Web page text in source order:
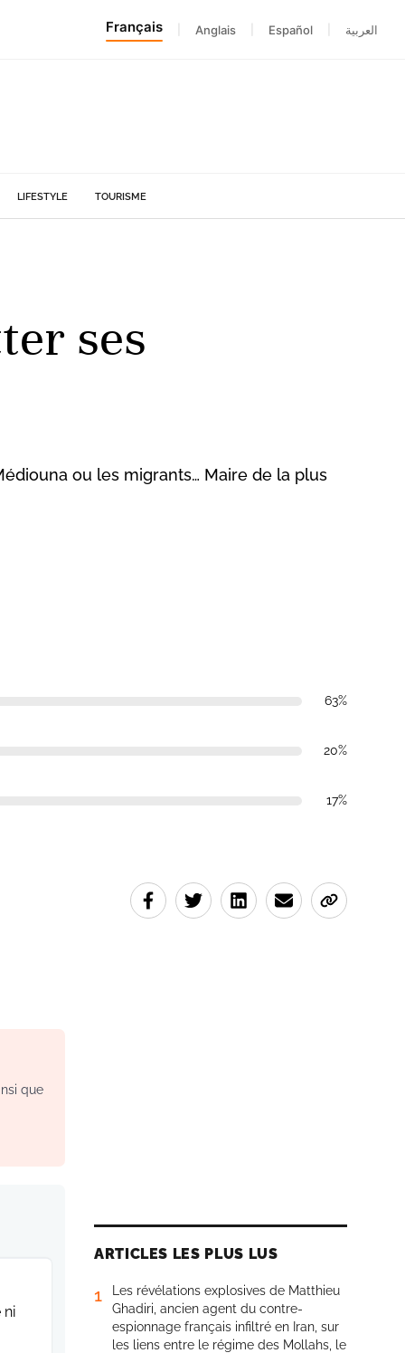
Français Anglais Español العربية
LIFESTYLE TOURISME
ses
ou les migrants… Maire de la plus
63%
20%
17%
que
ni
ARTICLES LES PLUS LUS
1
Les révélations explosives de Matthieu
Ghadiri, ancien agent du contre-
espionnage français infiltré en Iran, sur
les liens entre le régime des Mollahs, le